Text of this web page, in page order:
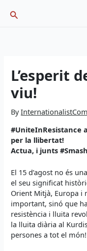
Search
L’esperit
viu!
By
#UniteInResistance
per la llibertat!
Actua, i junts
El 15 d’agost no és
el seu significat
Orient Mitjà, Europa i
important, sinó que
resistència i lluita
la lluita diària al
persones a tot el món!